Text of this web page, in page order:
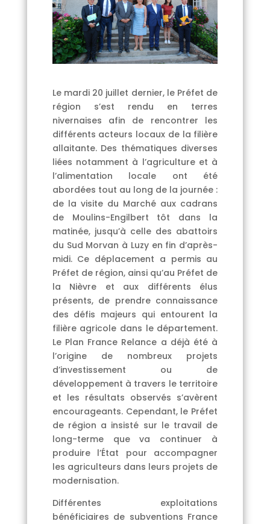
Le mardi 20 juillet dernier, le Préfet de
région s’est rendu en terres
nivernaises afin de rencontrer les
différents acteurs locaux de la filière
allaitante. Des thématiques diverses
liées notamment à l’agriculture et à
l’alimentation locale ont été
abordées tout au long de la journée :
de la visite du Marché aux cadrans
de Moulins-Engilbert tôt dans la
matinée, jusqu’à celle des abattoirs
du Sud Morvan à Luzy en fin d’après-
midi. Ce déplacement a permis au
Préfet de région, ainsi qu’au Préfet de
la Nièvre et aux différents élus
présents, de prendre connaissance
des défis majeurs qui entourent la
filière agricole dans le département.
Le Plan France Relance a déjà été à
l’origine de nombreux projets
d’investissement ou de
développement à travers le territoire
et les résultats observés s’avèrent
encourageants. Cependant, le Préfet
de région a insisté sur le travail de
long-terme que va continuer à
produire l’État pour accompagner
les agriculteurs dans leurs projets de
modernisation.
Différentes exploitations
bénéficiaires de subventions France